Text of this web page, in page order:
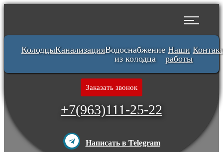
содержанию
КолодцыКанализацияВодоснабжение
из колодца
Наши
работы
Заказать звонок
+7(963)111-25-22
Написать в Telegram